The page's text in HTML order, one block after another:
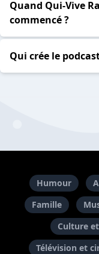
Quand Qui-Vive
commencé ?
Qui crée le
Humour
Famille
Culture
Télévision et